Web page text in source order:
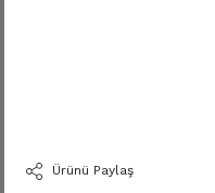
Ürünü Paylaş